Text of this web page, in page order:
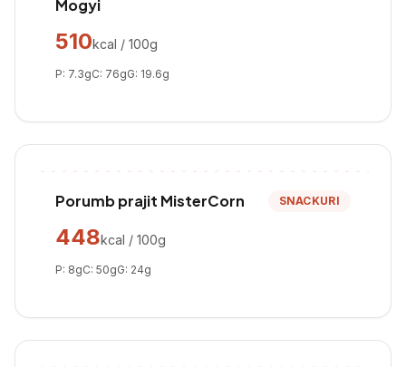
Mogyi
510kcal / 100g
P: 7.3gC: 76gG: 19.6g
Porumb prajit MisterCorn SNACKURI
448kcal / 100g
P: 8gC: 50gG: 24g